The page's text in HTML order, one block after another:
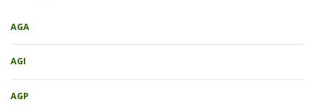
AGA
AGI
AGP